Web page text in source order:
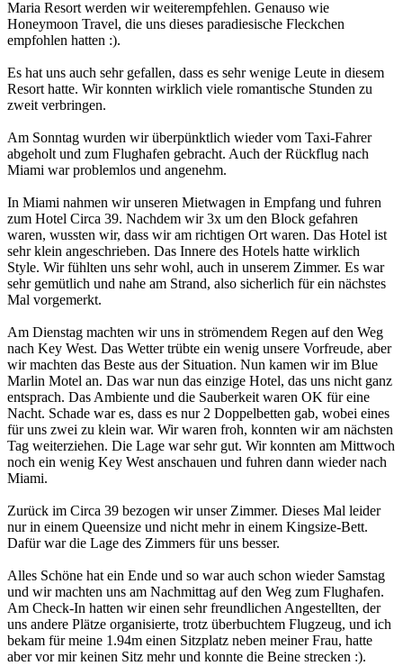
Maria Resort werden wir weiterempfehlen. Genauso wie
Honeymoon Travel, die uns dieses paradiesische Fleckchen
empfohlen hatten :).
Es hat uns auch sehr gefallen, dass es sehr wenige Leute in diesem
Resort hatte. Wir konnten wirklich viele romantische Stunden zu
zweit verbringen.
Am Sonntag wurden wir überpünktlich wieder vom Taxi-Fahrer
abgeholt und zum Flughafen gebracht. Auch der Rückflug nach
Miami war problemlos und angenehm.
In Miami nahmen wir unseren Mietwagen in Empfang und fuhren
zum Hotel Circa 39. Nachdem wir 3x um den Block gefahren
waren, wussten wir, dass wir am richtigen Ort waren. Das Hotel ist
sehr klein angeschrieben. Das Innere des Hotels hatte wirklich
Style. Wir fühlten uns sehr wohl, auch in unserem Zimmer. Es war
sehr gemütlich und nahe am Strand, also sicherlich für ein nächstes
Mal vorgemerkt.
Am Dienstag machten wir uns in strömendem Regen auf den Weg
nach Key West. Das Wetter trübte ein wenig unsere Vorfreude, aber
wir machten das Beste aus der Situation. Nun kamen wir im Blue
Marlin Motel an. Das war nun das einzige Hotel, das uns nicht ganz
entsprach. Das Ambiente und die Sauberkeit waren OK für eine
Nacht. Schade war es, dass es nur 2 Doppelbetten gab, wobei eines
für uns zwei zu klein war. Wir waren froh, konnten wir am nächsten
Tag weiterziehen. Die Lage war sehr gut. Wir konnten am Mittwoch
noch ein wenig Key West anschauen und fuhren dann wieder nach
Miami.
Zurück im Circa 39 bezogen wir unser Zimmer. Dieses Mal leider
nur in einem Queensize und nicht mehr in einem Kingsize-Bett.
Dafür war die Lage des Zimmers für uns besser.
Alles Schöne hat ein Ende und so war auch schon wieder Samstag
und wir machten uns am Nachmittag auf den Weg zum Flughafen.
Am Check-In hatten wir einen sehr freundlichen Angestellten, der
uns andere Plätze organisierte, trotz überbuchtem Flugzeug, und ich
bekam für meine 1.94m einen Sitzplatz neben meiner Frau, hatte
aber vor mir keinen Sitz mehr und konnte die Beine strecken :).